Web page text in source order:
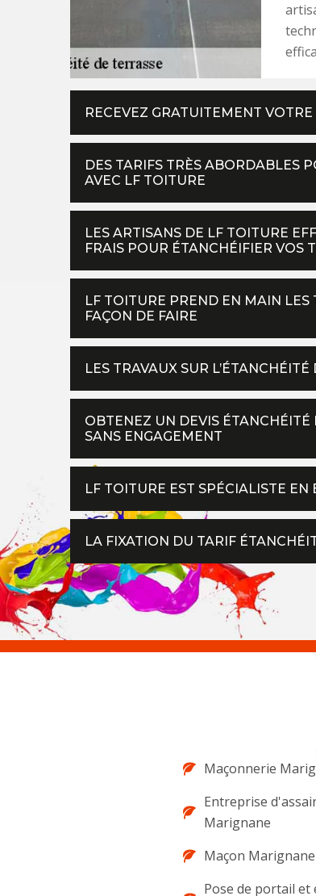
RECEVEZ GRATUITEMENT
DES TARIFS TRÈS ABORDABLES
AVEC LF TOITURE
LES ARTISANS DE LF TOITURE
FRAIS POUR ÉTANCHÉIFIER VOS
LF TOITURE PREND EN MAIN LES
FAÇON DE FAIRE
LES TRAVAUX SUR
OBTENEZ UN DEVIS ÉTANCHÉITÉ
SANS ENGAGEMENT
LF TOITURE EST SPÉCIALISTE EN
LA FIXATION DU TARIF
Maçonnerie
Entreprise
Marignane
Maçon Marignane
Pose de portail et